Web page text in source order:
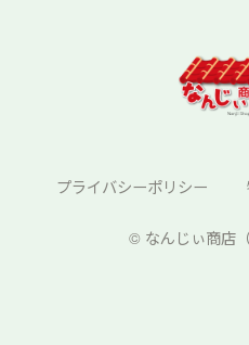
プライバシーポリシー
©︎ なんじぃ商店